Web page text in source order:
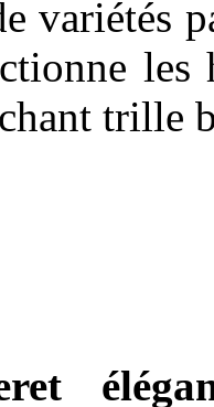
variétés
les
trille